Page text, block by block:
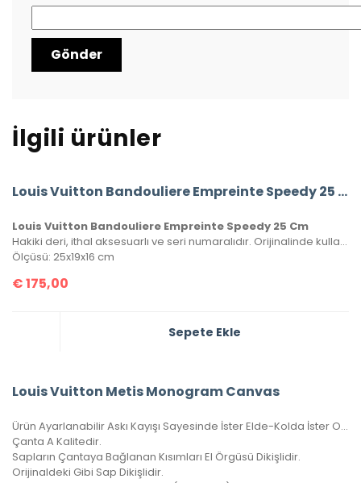
İlgili ürünler
Louis Vuitton Bandouliere Empreinte Speedy 25 Cm
Louis Vuitton Bandouliere Empreinte Speedy 25 Cm
Hakiki deri, ithal aksesuarlı ve seri numaralıdır. Orijinalinde kullanılan Monako deri kullanılmıştır. Kutulu, toz torbalı ve sertifikalı olarak gönderilecektir.
Ölçüsü: 25x19x16 cm
€175,00
Sepete Ekle
Louis Vuitton Metis Monogram Canvas
Ürün Ayarlanabilir Askı Kayışı Sayesinde İster Elde-Kolda İster Omuzda Çarpraz Ve Düz Taşınabilir.
Çanta A Kalitedir.
Sapların Çantaya Bağlanan Kısımları El Örgüsü Dikişlidir.
Orijinaldeki Gibi Sap Dikişlidir.